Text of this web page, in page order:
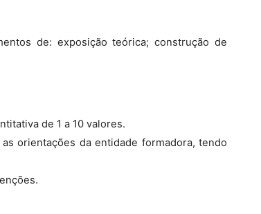
de: exposição teórica; construção de
de 1 a 10 valores.
orientações da entidade formadora, tendo